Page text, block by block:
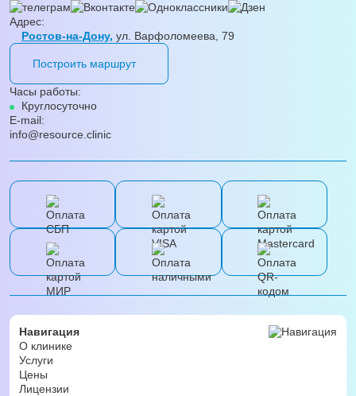
Адрес:
Ростов-на-Дону, ул. Варфоломеева, 79
Построить маршрут
Часы работы:
Круглосуточно
E-mail:
info@resource.clinic
Навигация
О клинике
Услуги
Цены
Лицензии